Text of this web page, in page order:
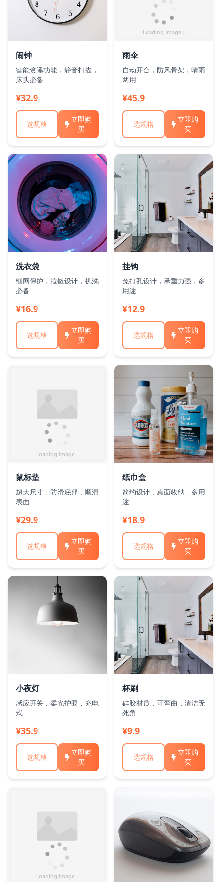
闹钟
智能贪睡功能，静音扫描，
床头必备
¥32.9
选规格
立即购
买
雨伞
自动开合，防风骨架，晴雨
两用
¥45.9
选规格
立即购
买
洗衣袋
细网保护，拉链设计，机洗
必备
¥16.9
选规格
立即购
买
挂钩
免打孔设计，承重力强，多
用途
¥12.9
选规格
立即购
买
鼠标垫
超大尺寸，防滑底部，顺滑
表面
¥29.9
选规格
立即购
买
纸巾盒
简约设计，桌面收纳，多用
途
¥18.9
选规格
立即购
买
小夜灯
感应开关，柔光护眼，充电
式
¥35.9
选规格
立即购
买
杯刷
硅胶材质，可弯曲，清洁无
死角
¥9.9
选规格
立即购
买